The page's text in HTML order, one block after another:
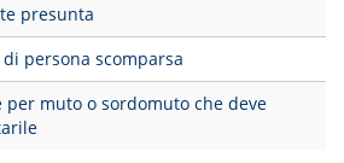
presunta
persona scomparsa
muto o sordomuto che deve